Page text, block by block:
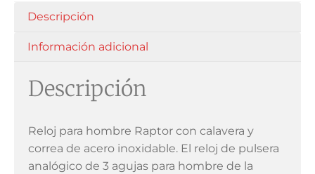
Descripción
Información adicional
Descripción
Reloj para hombre Raptor con calavera y
correa de acero inoxidable. El reloj de pulsera
analógico de 3 agujas para hombre de la